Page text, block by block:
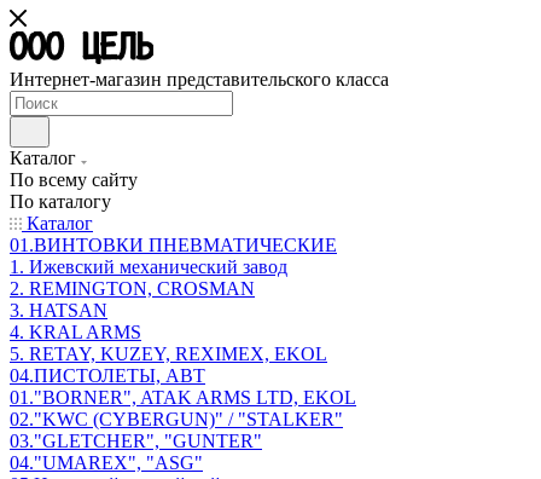
Интернет-магазин представительского класса
Каталог
По всему сайту
По каталогу
Каталог
01.ВИНТОВКИ ПНЕВМАТИЧЕСКИЕ
1. Ижевский механический завод
2. REMINGTON, CROSMAN
3. HATSAN
4. KRAL ARMS
5. RETAY, KUZEY, REXIMEX, EKOL
04.ПИСТОЛЕТЫ, АВТ
01."BORNER", ATAK ARMS LTD, EKOL
02."KWC (CYBERGUN)" / "STALKER"
03."GLETCHER", "GUNTER"
04."UMAREX", "ASG"